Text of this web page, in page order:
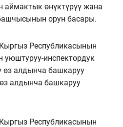
өнүктүрүү жана
орун басары.
Республикасынын
инспектордук
өз алдынча башкаруу
алдынча башкаруу
Республикасынын